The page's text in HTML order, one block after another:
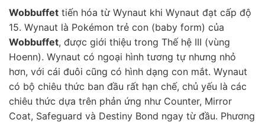
Wobbuffet tiến hóa từ Wynaut khi Wynaut đạt cấp độ
15. Wynaut là Pokémon trẻ con (baby form) của
Wobbuffet, được giới thiệu trong Thế hệ III (vùng
Hoenn). Wynaut có ngoại hình tương tự nhưng nhỏ
hơn, với cái đuôi cũng có hình dạng con mắt. Wynaut
có bộ chiêu thức ban đầu rất hạn chế, chủ yếu là các
chiêu thức dựa trên phản ứng như Counter, Mirror
Coat, Safeguard và Destiny Bond ngay từ đầu. Phương